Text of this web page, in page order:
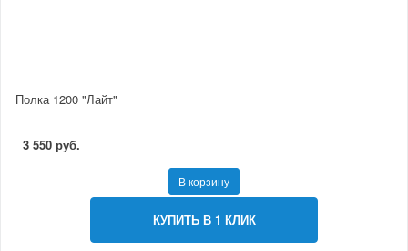
Полка 1200 "Лайт"
3 550 руб.
В корзину
КУПИТЬ В 1 КЛИК